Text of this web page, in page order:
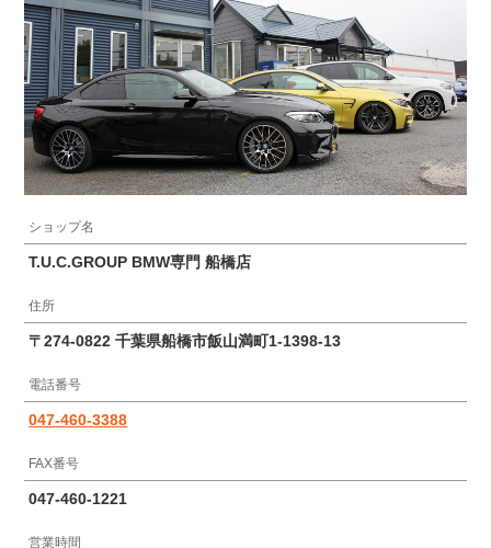
ショップ名
T.U.C.GROUP BMW専門 船橋店
住所
〒274-0822 千葉県船橋市飯山満町1-1398-13
電話番号
047-460-3388
FAX番号
047-460-1221
営業時間